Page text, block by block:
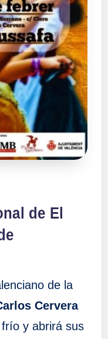
de El
de la
Cervera
y abrirá sus